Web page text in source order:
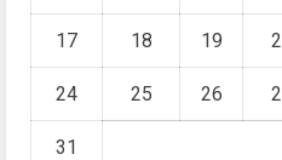
17 18 19
24 25 26
31